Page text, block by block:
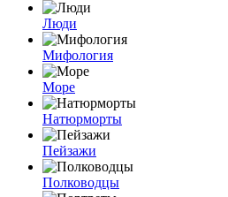
Люди
Мифология
Море
Натюрморты
Пейзажи
Полководцы